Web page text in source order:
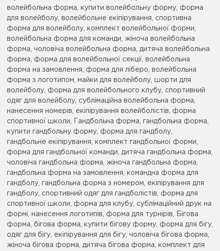
волейбольна форма, купити волейбольну форму, форма
для волейболу, волейбольне екіпірування, спортивна
форма для волейболу, комплект волейбольної форми,
волейбольна форма для команди, жіноча волейбольна
форма, чоловіча волейбольна форма, дитяча волейбольна
форма, форма для волейбольної секції, волейбольна
форма на замовлення, форма для ліберо, волейбольна
форма з логотипом, майки для волейболу, шорти для
волейболу, форма для волейбольного клубу, спортивний
одяг для волейболу, сублімаційна волейбольна форма,
нанесення номерів, екіпірування волейболістів, форма
спортивної школи, Гандбольна форма, гандбольна форма,
купити гандбольну форму, форма для гандболу,
гандбольне екіпірування, комплект гандбольної форми,
форма для гандбольної команди, дитяча гандбольна форма,
чоловіча гандбольна форма, жіноча гандбольна форма,
гандбольна форма на замовлення, командна форма для
гандболу, гандбольна форма з номером, екіпірування для
гандболу, спортивний одяг для гандболістів, форма для
спортивної школи, форма для клубу, сублімаційний друк на
формі, нанесення логотипів, форма для турнірів, Бігова
форма, бігова форма, купити бігову форму, форма для бігу,
одяг для бігу, екіпірування для бігу, чоловіча бігова форма,
жіноча бігова форма, дитяча бігова форма, комплект для